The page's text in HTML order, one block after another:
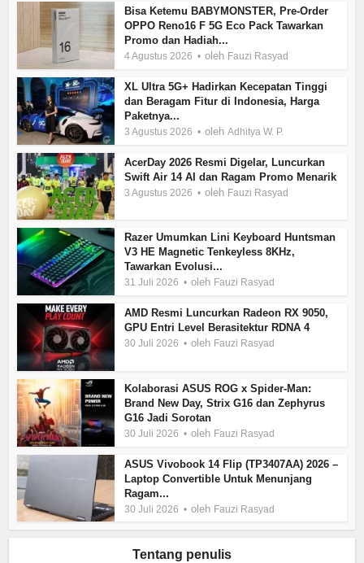
Bisa Ketemu BABYMONSTER, Pre-Order
OPPO Reno16 F 5G Eco Pack Tawarkan
Promo dan Hadiah...
4 Agustus 2026 oleh Fauzi Rasyad
XL Ultra 5G+ Hadirkan Kecepatan Tinggi
dan Beragam Fitur di Indonesia, Harga
Paketnya...
3 Agustus 2026 olehAdhitya W. P.
AcerDay 2026 Resmi Digelar, Luncurkan
Swift Air 14 AI dan Ragam Promo Menarik
3 Agustus 2026 oleh Fauzi Rasyad
Razer Umumkan Lini Keyboard Huntsman
V3 HE Magnetic Tenkeyless 8KHz,
Tawarkan Evolusi...
31 Juli 2026 oleh Fauzi Rasyad
AMD Resmi Luncurkan Radeon RX 9050,
GPU Entri Level Berasitektur RDNA 4
30 Juli 2026 oleh Fauzi Rasyad
Kolaborasi ASUS ROG x Spider-Man:
Brand New Day, Strix G16 dan Zephyrus
G16 Jadi Sorotan
30 Juli 2026 oleh Fauzi Rasyad
ASUS Vivobook 14 Flip (TP3407AA) 2026 –
Laptop Convertible Untuk Menunjang
Ragam...
30 Juli 2026 oleh Fauzi Rasyad
Tentang penulis